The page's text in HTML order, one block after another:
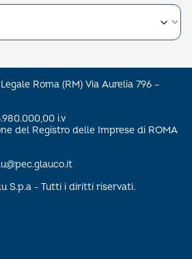
Roma (RM) Via Aurelia 796 –
i.v
del Registro delle Imprese di ROMA
S.p.a - Tutti i diritti riservati.